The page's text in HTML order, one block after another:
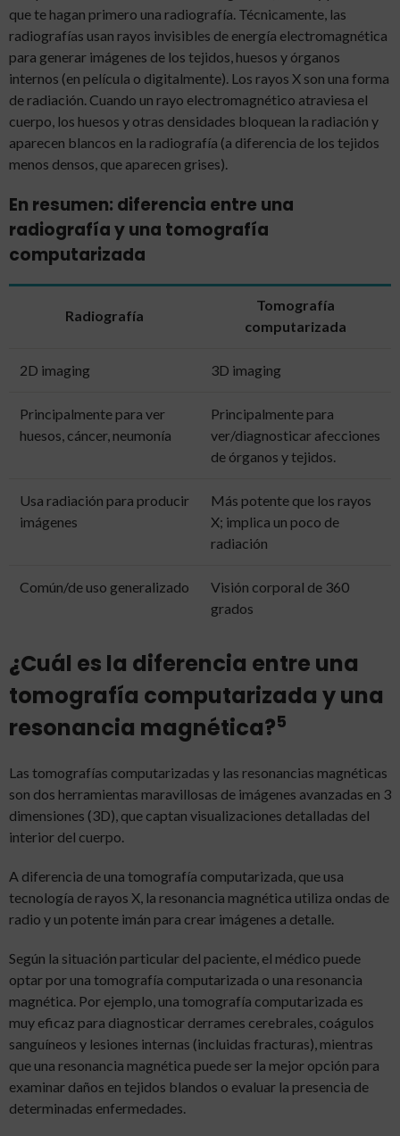
que te hagan primero una radiografía. Técnicamente, las
radiografías usan rayos invisibles de energía electromagnética
para generar imágenes de los tejidos, huesos y órganos
internos (en película o digitalmente). Los rayos X son una forma
de radiación. Cuando un rayo electromagnético atraviesa el
cuerpo, los huesos y otras densidades bloquean la radiación y
aparecen blancos en la radiografía (a diferencia de los tejidos
menos densos, que aparecen grises).
En resumen: diferencia entre una
radiografía y una tomografía
computarizada
Radiografía
Tomografía
computarizada
2D imaging 3D imaging
Principalmente para ver
huesos, cáncer, neumonía
Principalmente para
ver/diagnosticar afecciones
de órganos y tejidos.
Usa radiación para producir
imágenes
Más potente que los rayos
X; implica un poco de
radiación
Común/de uso generalizado
Visión corporal de 360
grados
¿Cuál es la diferencia entre una
tomografía computarizada y una
resonancia magnética?5
Las tomografías computarizadas y las resonancias magnéticas
son dos herramientas maravillosas de imágenes avanzadas en 3
dimensiones (3D), que captan visualizaciones detalladas del
interior del cuerpo.
A diferencia de una tomografía computarizada, que usa
tecnología de rayos X, la resonancia magnética utiliza ondas de
radio y un potente imán para crear imágenes a detalle.
Según la situación particular del paciente, el médico puede
optar por una tomografía computarizada o una resonancia
magnética. Por ejemplo, una tomografía computarizada es
muy eficaz para diagnosticar derrames cerebrales, coágulos
sanguíneos y lesiones internas (incluidas fracturas), mientras
que una resonancia magnética puede ser la mejor opción para
examinar daños en tejidos blandos o evaluar la presencia de
determinadas enfermedades.